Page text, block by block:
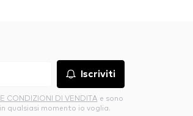
Iscriviti
CONDIZIONI DI VENDITA e sono
qualsiasi momento io voglia.